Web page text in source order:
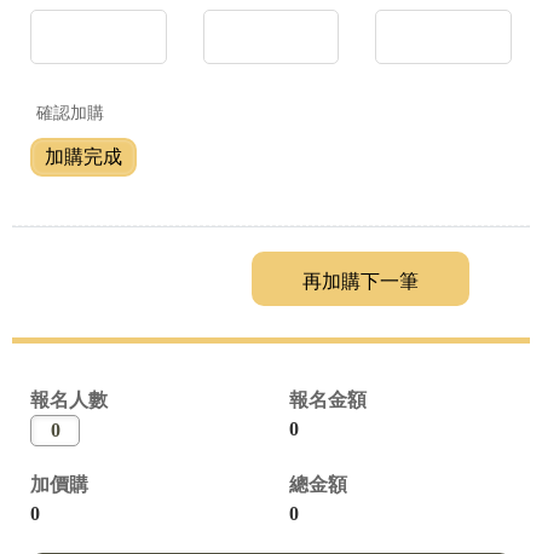
確認加購
加購完成
報名人數
報名金額
0
加價購
0
總金額
0